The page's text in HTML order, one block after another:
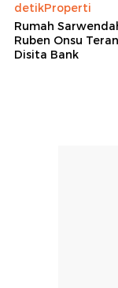
detikProperti
Rumah
Ruben Onsu
Disita Bank